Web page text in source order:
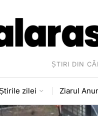
ȘTIRI DIN
zilei Ziarul